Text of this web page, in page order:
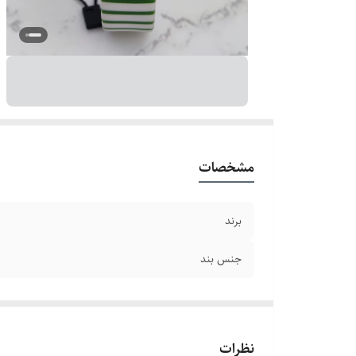
مشخصات
برند
جنس بند
نظرات